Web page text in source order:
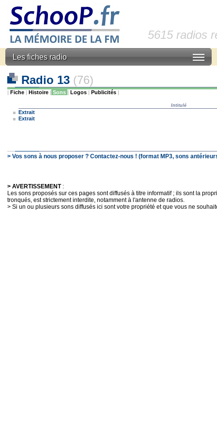
5615 radios
Les fiches radio
Radio 13 (76)
| Fiche | Histoire | Sons | Logos | Publicités |
Intitulé
Extrait
Extrait
> Vos sons à nous proposer ? Contactez-nous ! (format MP3, sons
> AVERTISSEMENT:
Les sons proposés sur ces pages sont diffusés à titre informatif ; ils sont la
tronqués, est strictement interdite, notamment à l'antenne de radios.
> Si un ou plusieurs sons diffusés ici sont votre propriété et que vous ne